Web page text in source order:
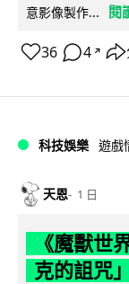
意影像製作...
閱
36 4 ↗
科技娛樂 遊戲
天恩 1 日
《魔獸世
克的詛咒